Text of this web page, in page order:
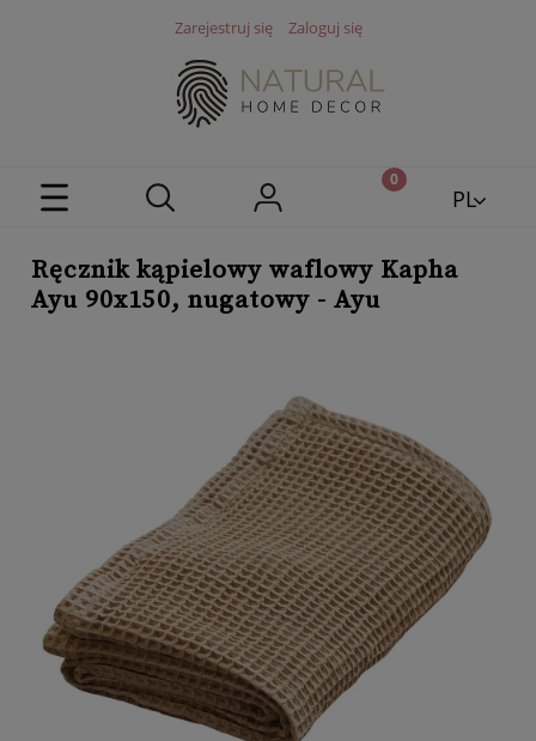
Zarejestruj się Zaloguj się
PL
Ręcznik kąpielowy waflowy Kapha
Ayu 90x150, nugatowy - Ayu